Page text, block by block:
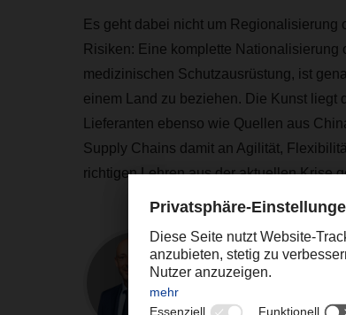
Es geht dabei nicht um
Risiken: Eine komplette Nationalisierung
medizinischen Schutzausrüstung, ist
einem Land zu beziehen. Die Kunst liegt
Lieferanten ebenso wie Quellen aus
Supply Chains damit an Agilität,
richtigen Lehren aus der aktuellen Krise
Kontakt